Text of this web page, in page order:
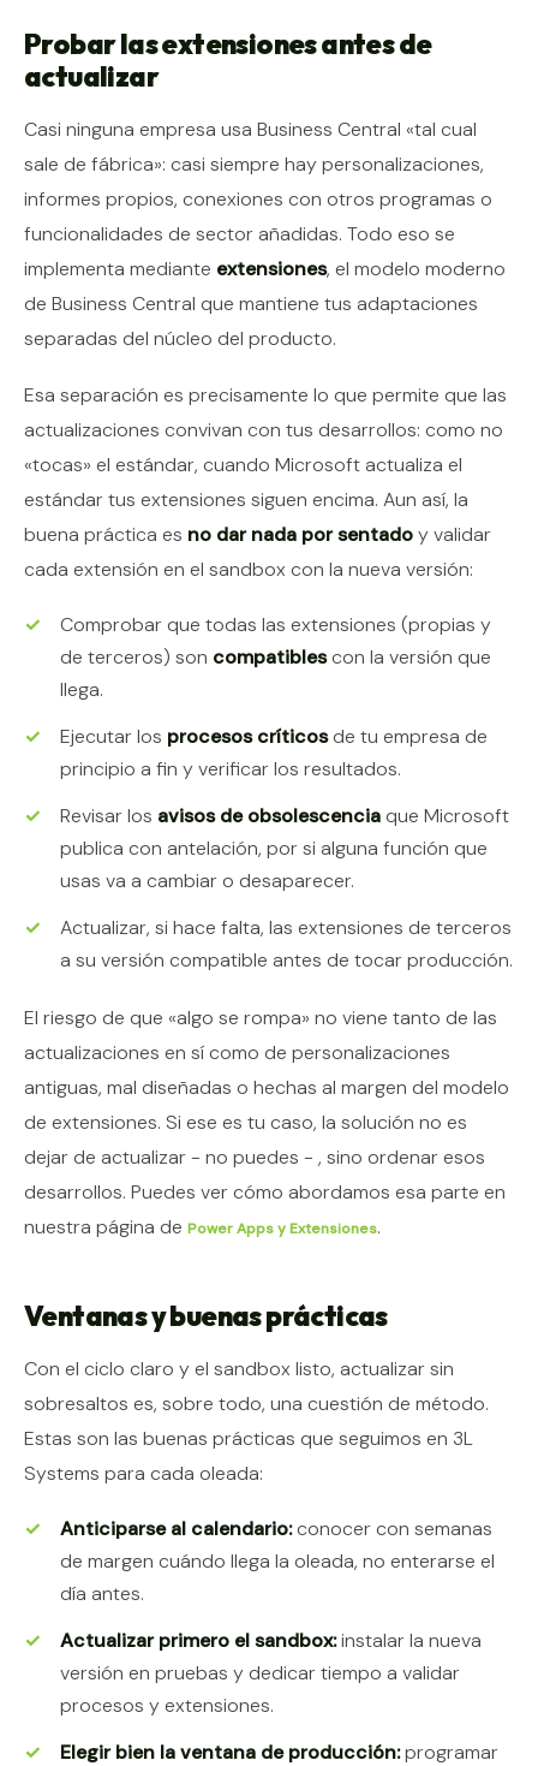
Probar las extensiones antes de
actualizar
Casi ninguna empresa usa Business Central «tal cual
sale de fábrica»: casi siempre hay personalizaciones,
informes propios, conexiones con otros programas o
funcionalidades de sector añadidas. Todo eso se
implementa mediante extensiones, el modelo moderno
de Business Central que mantiene tus adaptaciones
separadas del núcleo del producto.
Esa separación es precisamente lo que permite que las
actualizaciones convivan con tus desarrollos: como no
«tocas» el estándar, cuando Microsoft actualiza el
estándar tus extensiones siguen encima. Aun así, la
buena práctica es no dar nada por sentadoy validar
cada extensión en el sandbox con la nueva versión:
Comprobar que todas las extensiones (propias y
de terceros) son compatiblescon la versión que
llega.
Ejecutar los procesos críticosde tu empresa de
principio a fin y verificar los resultados.
Revisar los avisos de obsolescencia que Microsoft
publica con antelación, por si alguna función que
usas va a cambiar o desaparecer.
Actualizar, si hace falta, las extensiones de terceros
a su versión compatible antes de tocar producción.
El riesgo de que «algo se rompa» no viene tanto de las
actualizaciones en sí como de personalizaciones
antiguas, mal diseñadas o hechas al margen del modelo
de extensiones. Si ese es tu caso, la solución no es
dejar de actualizar - no puedes - , sino ordenar esos
desarrollos. Puedes ver cómo abordamos esa parte en
nuestra página de Power Apps y Extensiones.
Ventanas y buenas prácticas
Con el ciclo claro y el sandbox listo, actualizar sin
sobresaltos es, sobre todo, una cuestión de método.
Estas son las buenas prácticas que seguimos en 3L
Systems para cada oleada:
Anticiparse al calendario:conocer con semanas
de margen cuándo llega la oleada, no enterarse el
día antes.
Actualizar primero el sandbox:instalar la nueva
versión en pruebas y dedicar tiempo a validar
procesos y extensiones.
Elegir bien la ventana de producción:programar